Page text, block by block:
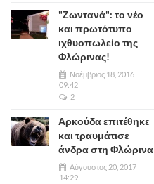
"Ζωντανά": το νέο
και πρωτότυπο
ιχθυοπωλείο της
Φλώρινας!
Νοέμβριος 18, 2016
09:42
2
Αρκούδα επιτέθηκε
και τραυμάτισε
άνδρα στη Φλώρινα
Αύγουστος 20, 2017
14:29